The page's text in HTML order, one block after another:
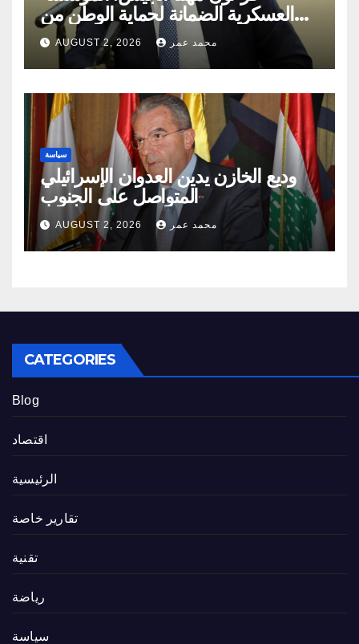
العسكرية الضمانة لحماية الوطن من
مخاطر الدّاخل والخارج
AUGUST 2, 2026 محمد عمر
سياسة
وديع الخازن يدين العدوان الإسرائيلي
المتواصل على الجنوب
AUGUST 2, 2026 محمد عمر
CATEGORIES
Blog
اقتصاد
الرئيسية
تقارير خاصة
تقنية
رياضة
سياسة